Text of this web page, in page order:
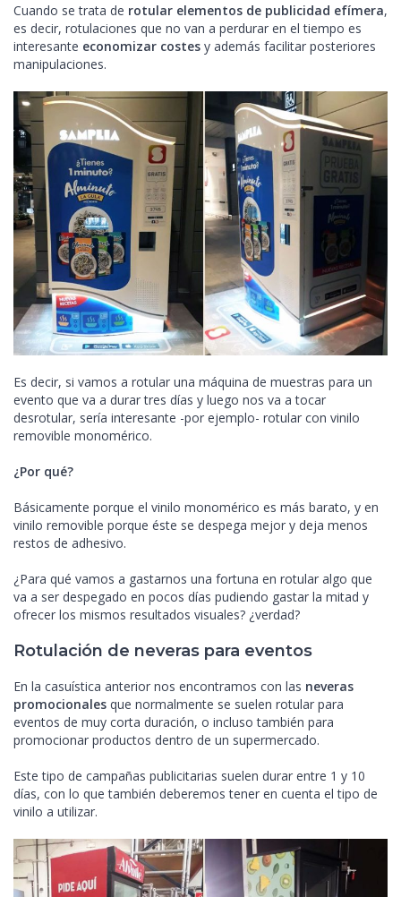
Cuando se trata de rotular elementos de publicidad efímera,
es decir, rotulaciones que no van a perdurar en el tiempo es
interesante economizar costes y además facilitar posteriores
manipulaciones.
Es decir, si vamos a rotular una máquina de muestras para un
evento que va a durar tres días y luego nos va a tocar
desrotular, sería interesante -por ejemplo- rotular con vinilo
removible monomérico.
¿Por qué?
Básicamente porque el vinilo monomérico es más barato, y en
vinilo removible porque éste se despega mejor y deja menos
restos de adhesivo.
¿Para qué vamos a gastarnos una fortuna en rotular algo que
va a ser despegado en pocos días pudiendo gastar la mitad y
ofrecer los mismos resultados visuales? ¿verdad?
Rotulación de neveras para eventos
En la casuística anterior nos encontramos con las neveras
promocionales que normalmente se suelen rotular para
eventos de muy corta duración, o incluso también para
promocionar productos dentro de un supermercado.
Este tipo de campañas publicitarias suelen durar entre 1 y 10
días, con lo que también deberemos tener en cuenta el tipo de
vinilo a utilizar.